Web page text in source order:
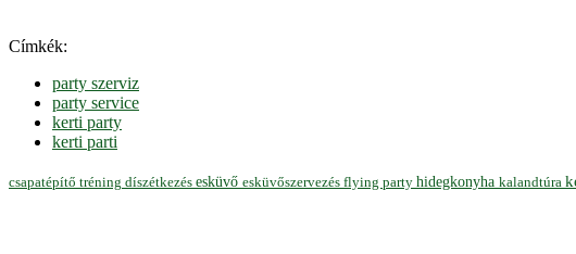
Címkék:
party szerviz
party service
kerti party
kerti parti
csapatépítő tréning díszétkezés esküvő esküvőszervezés flying party hidegkonyha kalandtúra